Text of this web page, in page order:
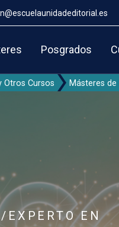
Posgrados
Otros Cursos Másteres
EXPERTO EN